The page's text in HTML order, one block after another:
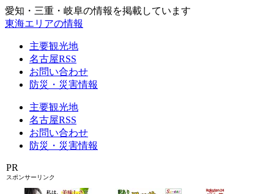
愛知・三重・岐阜の情報を掲載しています
東海エリアの情報
主要観光地
名古屋RSS
お問い合わせ
防災・災害情報
主要観光地
名古屋RSS
お問い合わせ
防災・災害情報
PR
スポンサーリンク